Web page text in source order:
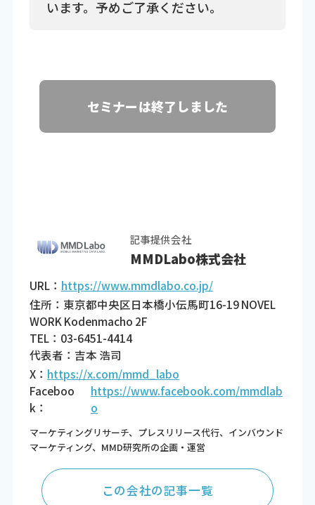
います。予めご了承ください。
セミナーは終了しました
記事提供会社
MMDLabo株式会社
URL： https://www.mmdlabo.co.jp/
住所：東京都中央区日本橋小伝馬町16-19 NOVEL
WORK Kodenmacho 2F
TEL：03-6451-4414
代表者：吉本 浩司
X： https://x.com/mmd_labo
Faceboo
k：
https://www.facebook.com/mmdlab
o
マーケティングリサーチ、プレスリリース代行、インバウンド
マーケティング、MMD研究所の企画・運営
この会社の記事一覧